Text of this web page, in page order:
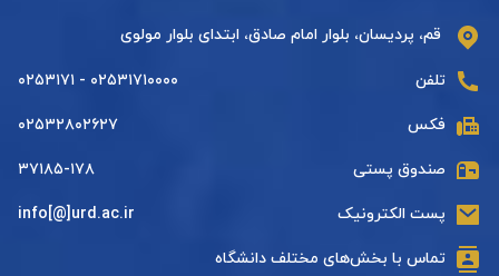
قم، پردیسان، بلوار امام صادق، ابتدای بلوار مولوی
تلفن ۰۲۵۳۱۷۱۰۰۰۰ - ۰۲۵۳۱۷۱
فکس ۰۲۵۳۲۸۰۲۶۲۷
صندوق پستی ۳۷۱۸۵-۱۷۸
پست الکترونیک info[@]urd.ac.ir
تماس با بخش‌های مختلف دانشگاه